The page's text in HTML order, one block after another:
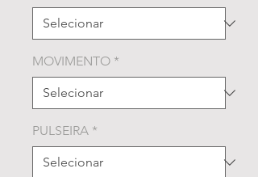
MOVIMENTO *
PULSEIRA *